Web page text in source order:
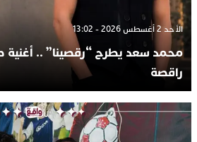
الأحد 2 أغسطس 2026 - 13:02
محمد سعد يطرح “رقصينا” .. أغنية
راقصة